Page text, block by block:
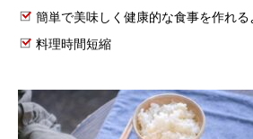
簡単で美味しく健康的な食事を作れる
料理時間短縮